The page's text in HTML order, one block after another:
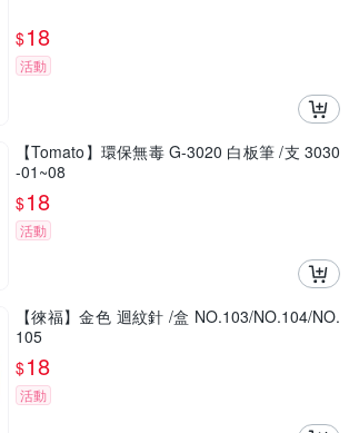
$18
活動
【Tomato】環保無毒 G-3020 白板筆 /支 3030
-01~08
$18
活動
【徠福】金色 迴紋針 /盒 NO.103/NO.104/NO.
105
$18
活動